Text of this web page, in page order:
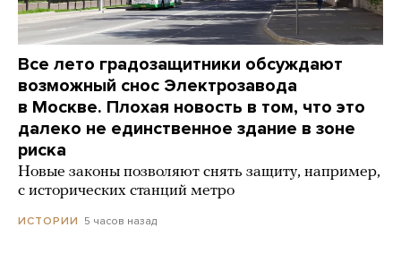
Все лето градозащитники обсуждают
возможный снос Электрозавода
в Москве. Плохая новость в том, что это
далеко не единственное здание в зоне
риска
Новые законы позволяют снять защиту, например,
с исторических станций метро
ИСТОРИИ 5 часов назад